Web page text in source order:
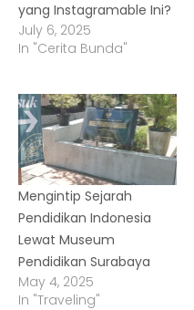
yang Instagramable Ini?
July 6, 2025
In "Cerita Bunda"
Mengintip Sejarah
Pendidikan Indonesia
Lewat Museum
Pendidikan Surabaya
May 4, 2025
In "Traveling"